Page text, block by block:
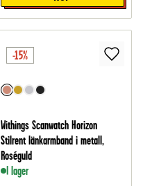
-15%
Withings Scanwatch Horizon
Stilrent länkarmband i metall,
Roséguld
I lager